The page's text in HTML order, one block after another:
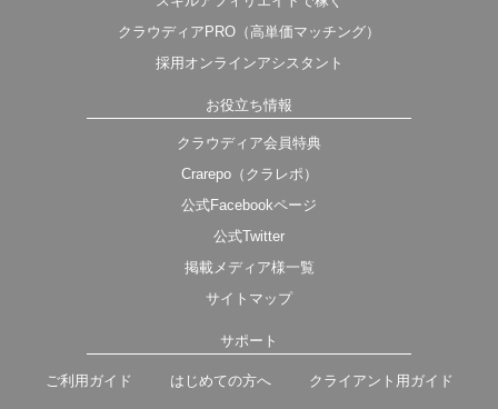
クラウディアPRO（高単価マッチング）
採用オンラインアシスタント
お役立ち情報
クラウディア会員特典
Crarepo（クラレポ）
公式Facebookページ
公式Twitter
掲載メディア様一覧
サイトマップ
サポート
ご利用ガイド はじめての方へ クライアント用ガイド